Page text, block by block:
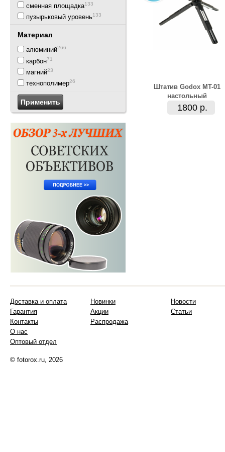
сменная площадка133
пузырьковый уровень133
Материал
алюминий266
карбон71
магний23
технополимер26
Штатив Godox MT-01
настольный
1800 р.
Доставка и оплата
Гарантия
Контакты
О нас
Оптовый отдел
Новинки
Акции
Распродажа
Новости
Статьи
© fotorox.ru, 2026